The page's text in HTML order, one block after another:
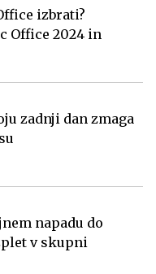
izbrati?
Office 2024 in
zadnji dan zmaga
napadu do
v skupni